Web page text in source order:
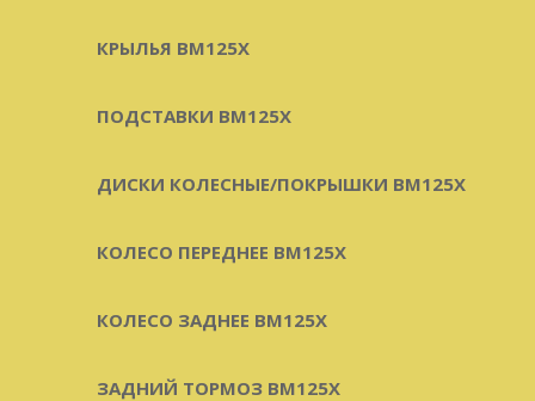
КРЫЛЬЯ BM125X
ПОДСТАВКИ BM125X
ДИСКИ КОЛЕСНЫЕ/ПОКРЫШКИ BM125X
КОЛЕСО ПЕРЕДНЕЕ BM125X
КОЛЕСО ЗАДНЕЕ BM125X
ЗАДНИЙ ТОРМОЗ BM125X